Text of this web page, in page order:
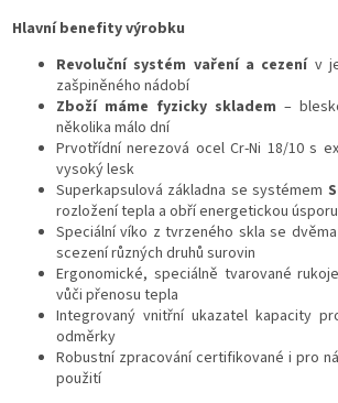
Hlavní benefity výrobku
Revoluční systém vaření a cezenív
zašpiněného nádobí
Zboží máme fyzicky skladem –
několika málo dní
Prvotřídní nerezová ocel Cr-Ni 18/10 s
vysoký lesk
Superkapsulová základna se systémem
rozložení tepla a obří energetickou úsporu
Speciální víko z tvrzeného skla se
scezení různých druhů surovin
Ergonomické, speciálně tvarované
vůči přenosu tepla
Integrovaný vnitřní ukazatel kapacity
odměrky
Robustní zpracování certifikované i pro
použití